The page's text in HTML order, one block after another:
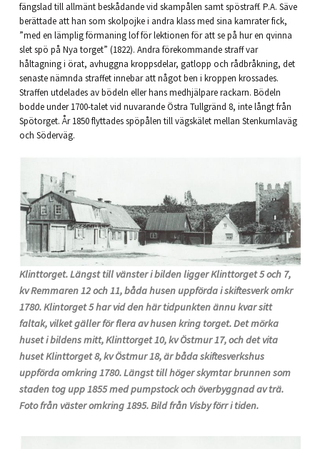
fängslad till allmänt beskådande vid skampålen samt spöstraff. P.A. Säve
berättade att han som skolpojke i andra klass med sina kamrater fick,
”med en lämplig förmaning lof för lektionen för att se på hur en qvinna
slet spö på Nya torget” (1822). Andra förekommande straff var
håltagning i örat, avhuggna kroppsdelar, gatlopp och rådbråkning, det
senaste nämnda straffet innebar att något ben i kroppen krossades.
Straffen utdelades av bödeln eller hans medhjälpare rackarn. Bödeln
bodde under 1700-talet vid nuvarande Östra Tullgränd 8, inte långt från
Spötorget. År 1850 flyttades spöpålen till vägskälet mellan Stenkumlaväg
och Söderväg.
Klinttorget. Längst till vänster i bilden ligger Klinttorget 5 och 7,
kv Remmaren 12 och 11, båda husen uppförda i skiftesverk omkr
1780. Klintorget 5 har vid den här tidpunkten ännu kvar sitt
faltak, vilket gäller för flera av husen kring torget. Det mörka
huset i bildens mitt, Klinttorget 10, kv Östmur 17, och det vita
huset Klinttorget 8, kv Östmur 18, är båda skiftesverkshus
uppförda omkring 1780. Längst till höger skymtar brunnen som
staden tog upp 1855 med pumpstock och överbyggnad av trä.
Foto från väster omkring 1895. Bild från Visby förr i tiden.